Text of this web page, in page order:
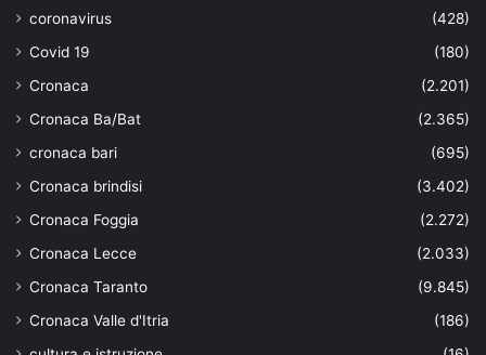
coronavirus
(428)
Covid 19
(180)
Cronaca
(2.201)
Cronaca Ba/Bat
(2.365)
cronaca bari
(695)
Cronaca brindisi
(3.402)
Cronaca Foggia
(2.272)
Cronaca Lecce
(2.033)
Cronaca Taranto
(9.845)
Cronaca Valle d'Itria
(186)